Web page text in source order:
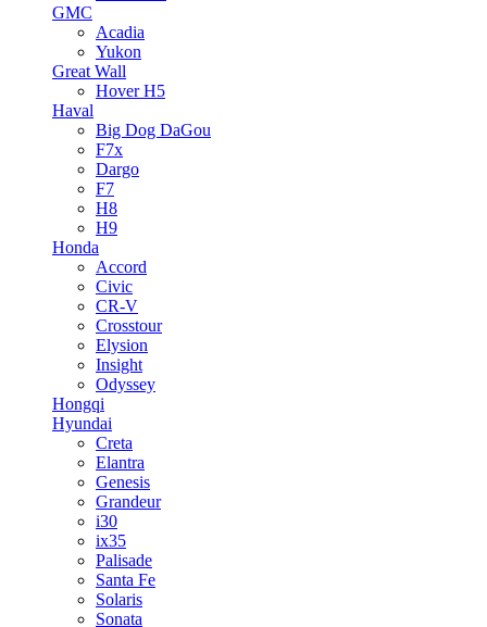
GMC
Acadia
Yukon
Great Wall
Hover H5
Haval
Big Dog DaGou
F7x
Dargo
F7
H8
H9
Honda
Accord
Civic
CR-V
Crosstour
Elysion
Insight
Odyssey
Hongqi
Hyundai
Creta
Elantra
Genesis
Grandeur
i30
ix35
Palisade
Santa Fe
Solaris
Sonata